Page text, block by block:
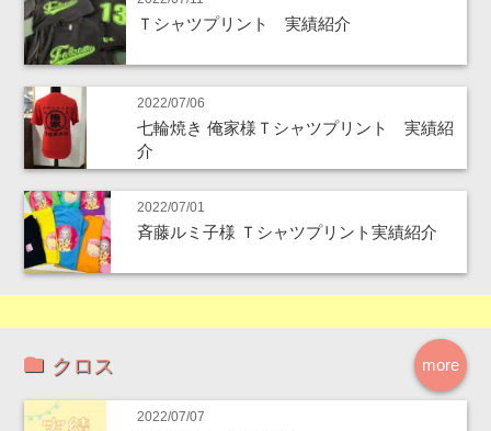
Ｔシャツプリント 実績紹介
2022/07/06
七輪焼き 俺家様Ｔシャツプリント 実績紹
介
2022/07/01
斉藤ルミ子様 Ｔシャツプリント実績紹介
more
クロス
2022/07/07